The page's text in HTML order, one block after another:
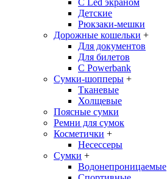
С Led экраном
Детские
Рюкзаки-мешки
Дорожные кошельки +
Для документов
Для билетов
С Powerbank
Сумки-шопперы +
Тканевые
Холщевые
Поясные сумки
Ремни для сумок
Косметички +
Несессеры
Сумки +
Водонепроницаемые